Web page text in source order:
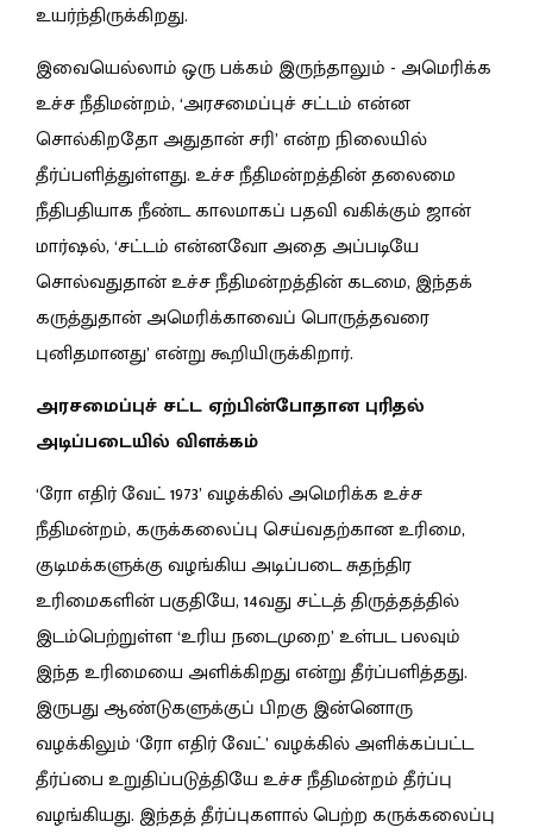
உயர்ந்திருக்கிறது.
இவையெல்லாம் ஒரு பக்கம் இருந்தாலும் - அமெரிக்க
உச்ச நீதிமன்றம், ‘அரசமைப்புச் சட்டம் என்ன
சொல்கிறதோ அதுதான் சரி’ என்ற நிலையில்
தீர்ப்பளித்துள்ளது. உச்ச நீதிமன்றத்தின் தலைமை
நீதிபதியாக நீண்ட காலமாகப் பதவி வகிக்கும் ஜான்
மார்ஷல், ‘சட்டம் என்னவோ அதை அப்படியே
சொல்வதுதான் உச்ச நீதிமன்றத்தின் கடமை, இந்தக்
கருத்துதான் அமெரிக்காவைப் பொருத்தவரை
புனிதமானது’ என்று கூறியிருக்கிறார்.
அரசமைப்புச் சட்ட ஏற்பின்போதான புரிதல்
அடிப்படையில் விளக்கம்
‘ரோ எதிர் வேட் 1973’ வழக்கில் அமெரிக்க உச்ச
நீதிமன்றம், கருக்கலைப்பு செய்வதற்கான உரிமை,
குடிமக்களுக்கு வழங்கிய அடிப்படை சுதந்திர
உரிமைகளின் பகுதியே, 14வது சட்டத் திருத்தத்தில்
இடம்பெற்றுள்ள ‘உரிய நடைமுறை’ உள்பட பலவும்
இந்த உரிமையை அளிக்கிறது என்று தீர்ப்பளித்தது.
இருபது ஆண்டுகளுக்குப் பிறகு இன்னொரு
வழக்கிலும் ‘ரோ எதிர் வேட்’ வழக்கில் அளிக்கப்பட்ட
தீர்ப்பை உறுதிப்படுத்தியே உச்ச நீதிமன்றம் தீர்ப்பு
வழங்கியது. இந்தத் தீர்ப்புகளால் பெற்ற கருக்கலைப்பு